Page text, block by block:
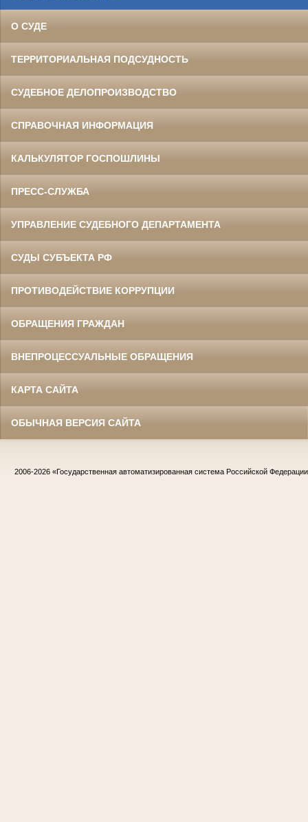
О СУДЕ
ТЕРРИТОРИАЛЬНАЯ ПОДСУДНОСТЬ
СУДЕБНОЕ ДЕЛОПРОИЗВОДСТВО
СПРАВОЧНАЯ ИНФОРМАЦИЯ
КАЛЬКУЛЯТОР ГОСПОШЛИНЫ
ПРЕСС-СЛУЖБА
УПРАВЛЕНИЕ СУДЕБНОГО ДЕПАРТАМЕНТА
СУДЫ СУБЪЕКТА РФ
ПРОТИВОДЕЙСТВИЕ КОРРУПЦИИ
ОБРАЩЕНИЯ ГРАЖДАН
ВНЕПРОЦЕССУАЛЬНЫЕ ОБРАЩЕНИЯ
КАРТА САЙТА
ОБЫЧНАЯ ВЕРСИЯ САЙТА
2006-2026 «Государственная автоматизированная система Российской